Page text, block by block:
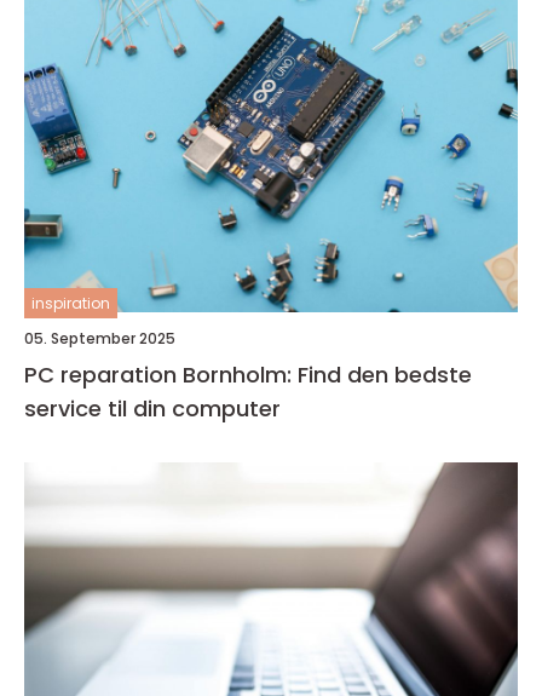
inspiration
05. September 2025
PC reparation Bornholm: Find den bedste
service til din computer